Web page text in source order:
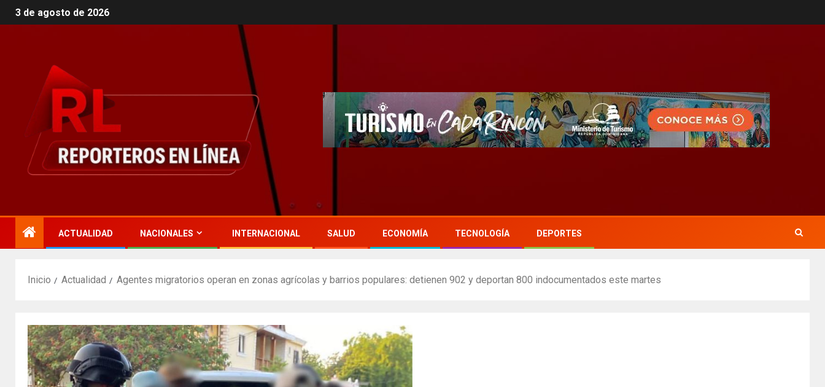
3 de agosto de 2026
ACTUALIDAD NACIONALES INTERNACIONAL SALUD ECONOMÍA TECNOLOGÍA DEPORTES
Inicio Actualidad Agentes migratorios operan en zonas agrícolas y barrios populares: detienen 902 y deportan 800 indocumentados este martes